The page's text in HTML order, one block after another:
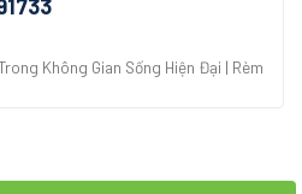
Không Gian Sống Hiện Đại | Rèm